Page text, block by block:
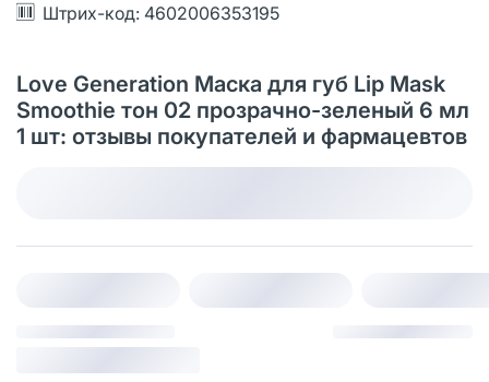
Штрих-код: 4602006353195
Love Generation Маска для губ Lip Mask
Smoothie тон 02 прозрачно-зеленый 6 мл
1 шт: отзывы покупателей и фармацевтов